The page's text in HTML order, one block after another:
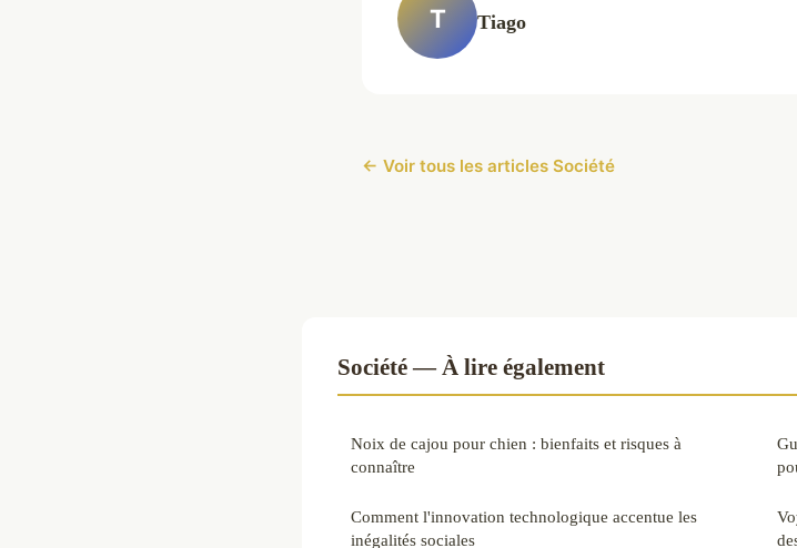
T Tiago
← Voir tous les articles Société
Société — À lire également
Noix de cajou pour chien : bienfaits et risques à
connaître
Comment l'innovation technologique accentue les
inégalités sociales